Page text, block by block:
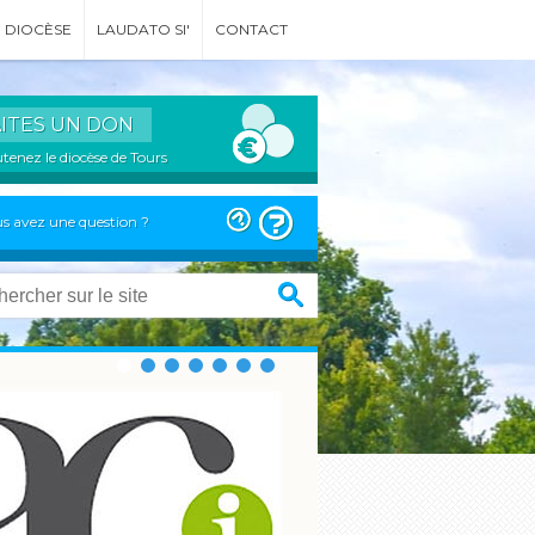
DIOCÈSE LAUDATO SI' CONTACT
UN DON
le diocèse de Tours
avez une question ?